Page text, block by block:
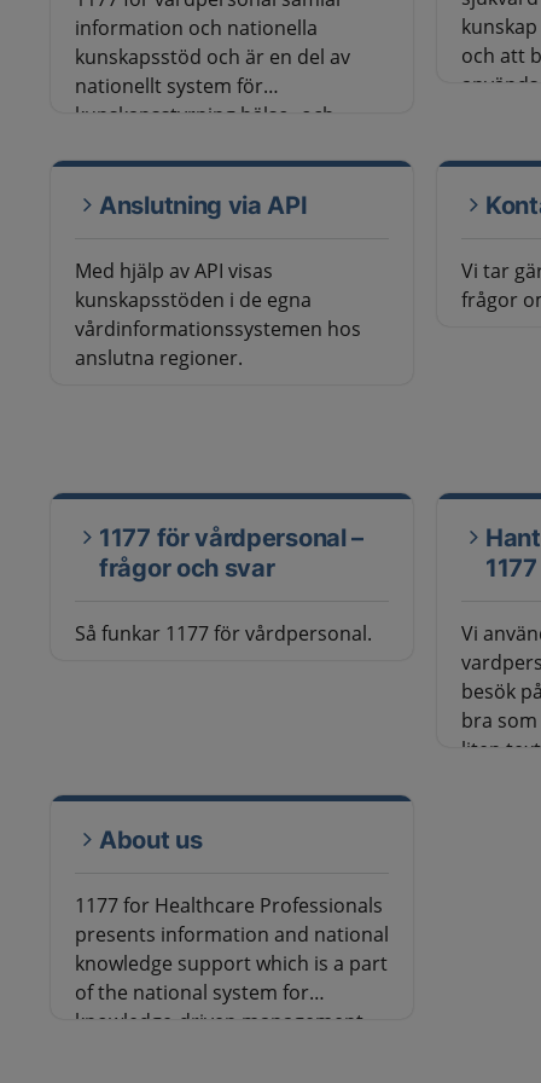
information och nationella
kunskapsstöd och är en del av
nationellt system för
kunskapsstyrning hälso- och
tillgängliga på denna webbplats
alternativt på regionernas egna
vårdinformationsystem.
och att
Anslutning via API
Med hjälp av API visas
kunskapsstöden i de egna
vårdinformationssystemen hos
anslutna regioner.
Vi tar
frågor
1177 för vårdpersonal –
frågor och svar
Så funkar 1177 för vårdpersonal.
Vi
besök
bra
liten
About us
1177 for Healthcare Professionals
presents information and national
knowledge support which is a part
of the national system for
knowledge-driven management